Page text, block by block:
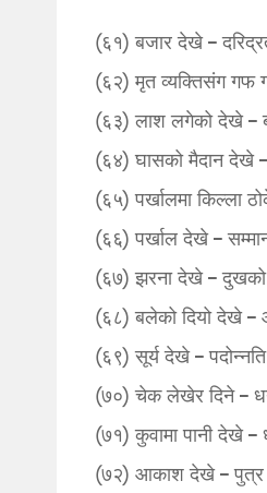
(६१) बजार देखे –
(६२) मृत व्यक्तिसंग गफ
(६३) लाश लगेको देखे –
(६४) घासको मैदान देखे
(६५) पर्खालमा किल्ला
(६६) पर्खाल देखे –
(६७) झरना देखे –
(६८) बलेको दियो देखे –
(६९) सूर्य देखे –
(७०) चेक लेखेर दिने –
(७१) कुवामा पानी देखे
(७२) आकाश देखे – पुत्र